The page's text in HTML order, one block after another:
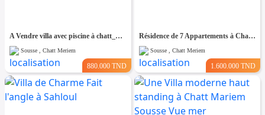
A Vendre villa avec piscine à chatt_mariem pré résidence Costa
Sousse , Chatt Meriem
880.000 TND
Résidence de 7 Appartements à Chatt Mariem prés de la Mer
Sousse , Chatt Meriem
1.600.000 TND